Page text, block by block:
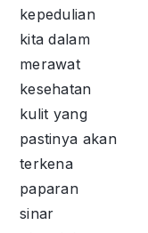
kepedulian
kita dalam
merawat
kesehatan
kulit yang
pastinya akan
terkena
paparan
sinar